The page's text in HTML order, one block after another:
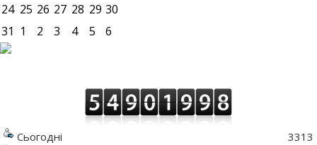
24 25 26 27 28 29 30
31 1 2 3 4 5 6
Сьогодні
3313